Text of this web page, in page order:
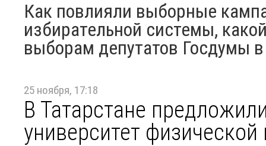
Как повлияли выборные
избирательной системы,
выборам депутатов Госдумы
25 ноября, 17:18
В Татарстане
университет физической